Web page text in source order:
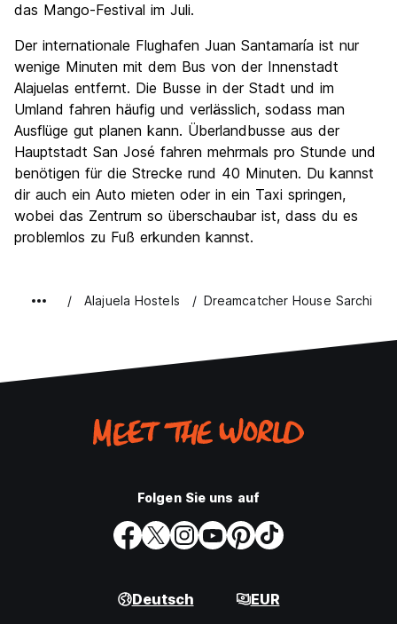
das Mango-Festival im Juli.
Der internationale Flughafen Juan Santamaría ist nur
wenige Minuten mit dem Bus von der Innenstadt
Alajuelas entfernt. Die Busse in der Stadt und im
Umland fahren häufig und verlässlich, sodass man
Ausflüge gut planen kann. Überlandbusse aus der
Hauptstadt San José fahren mehrmals pro Stunde und
benötigen für die Strecke rund 40 Minuten. Du kannst
dir auch ein Auto mieten oder in ein Taxi springen,
wobei das Zentrum so überschaubar ist, dass du es
problemlos zu Fuß erkunden kannst.
Alajuela Hostels Dreamcatcher House Sarchi
Folgen Sie uns auf
Deutsch EUR